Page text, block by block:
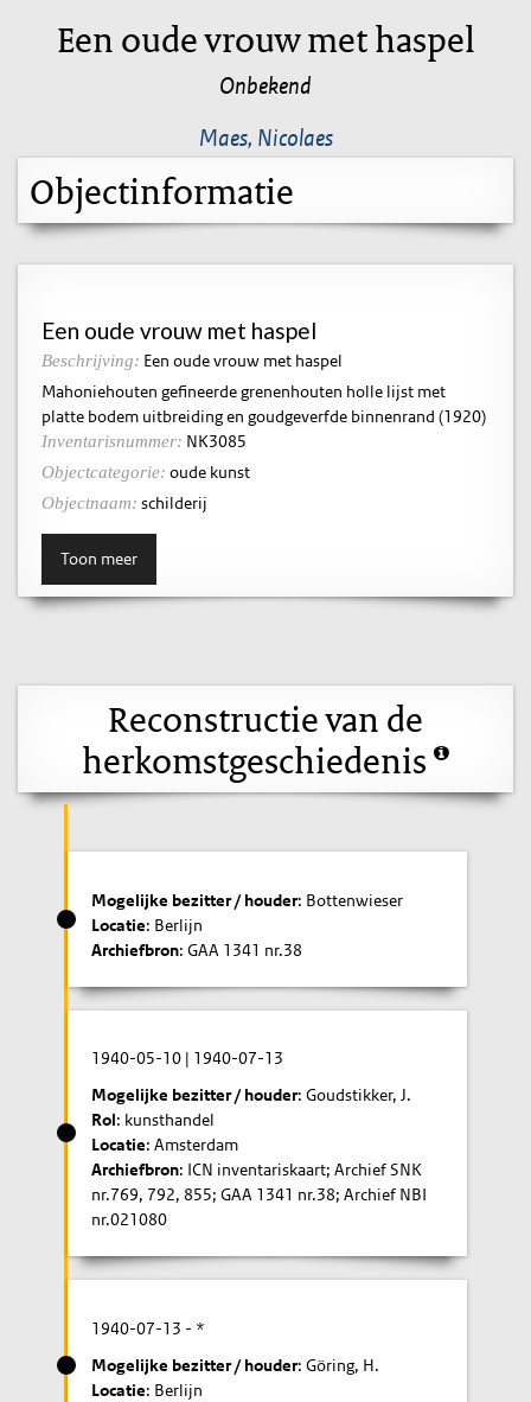
Een oude vrouw met haspel
Onbekend
Maes, Nicolaes
Objectinformatie
Een oude vrouw met haspel
Beschrijving: Een oude vrouw met haspel
Mahoniehouten gefineerde grenenhouten holle lijst met
platte bodem uitbreiding en goudgeverfde binnenrand (1920)
Inventarisnummer: NK3085
Objectcategorie: oude kunst
Objectnaam: schilderij
Toon meer
Reconstructie van de
herkomstgeschiedenis
Mogelijke bezitter / houder: Bottenwieser
Locatie: Berlijn
Archiefbron: GAA 1341 nr.38
1940-05-10 | 1940-07-13
Mogelijke bezitter / houder: Goudstikker, J.
Rol: kunsthandel
Locatie: Amsterdam
Archiefbron: ICN inventariskaart; Archief SNK
nr.769, 792, 855; GAA 1341 nr.38; Archief NBI
nr.021080
1940-07-13 - *
Mogelijke bezitter / houder: Göring, H.
Locatie: Berlijn